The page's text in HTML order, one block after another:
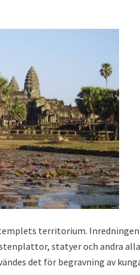
territorium.
statyer och andra
det för begravning av